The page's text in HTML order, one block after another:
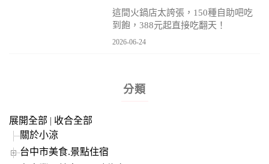
這間火鍋店太誇張，150種自助吧吃
到飽，388元起直接吃翻天！
2026-06-24
分類
展開全部 | 收合全部
關於小涼
台中市美食.景點住宿